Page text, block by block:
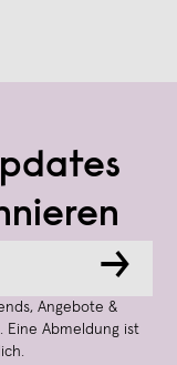
→
Angebote &
Eine Abmeldung ist